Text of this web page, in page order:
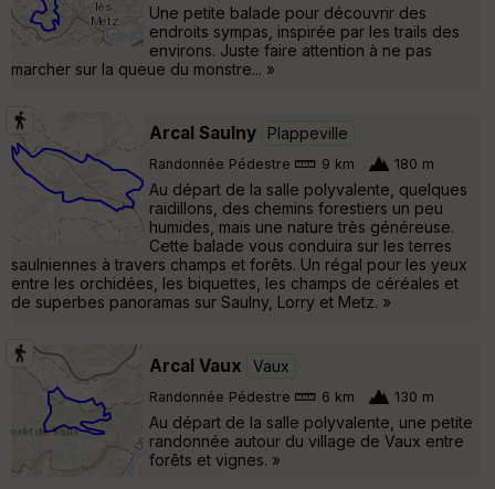
Une petite balade pour découvrir des
endroits sympas, inspirée par les trails des
environs. Juste faire attention à ne pas
marcher sur la queue du monstre... »
Arcal Saulny Plappeville
Randonnée Pédestre 9 km 180 m
Au départ de la salle polyvalente, quelques
raidillons, des chemins forestiers un peu
humides, mais une nature très généreuse.
Cette balade vous conduira sur les terres
saulniennes à travers champs et forêts. Un régal pour les yeux
entre les orchidées, les biquettes, les champs de céréales et
de superbes panoramas sur Saulny, Lorry et Metz. »
Arcal Vaux Vaux
Randonnée Pédestre 6 km 130 m
Au départ de la salle polyvalente, une petite
randonnée autour du village de Vaux entre
forêts et vignes. »